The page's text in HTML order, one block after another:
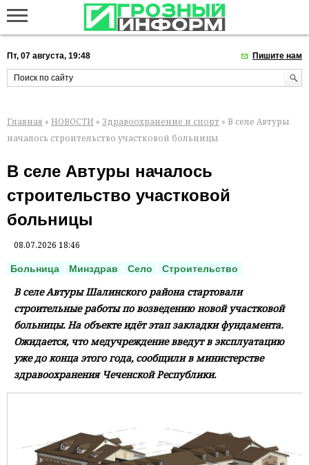
Пт, 07 августа, 19:48 Пишите нам
Главная » НОВОСТИ » Здравоохранение и спорт » В селе Автуры
началось строительство участковой больницы
В селе Автуры началось
строительство участковой
больницы
08.07.2026 18:46
Больница Минздрав Село Строительство
В селе Автуры Шалинского района стартовали
строительные работы по возведению новой участковой
больницы. На объекте идёт этап закладки фундамента.
Ожидается, что медучреждение введут в эксплуатацию
уже до конца этого года, сообщили в министерстве
здравоохранения Чеченской Республики.